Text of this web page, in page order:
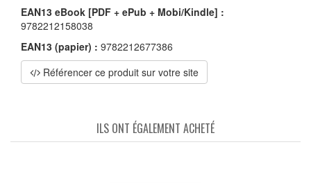
EAN13 eBook [PDF + ePub + Mobi/Kindle] :
9782212158038
EAN13 (papier) : 9782212677386
Référencer ce produit sur votre site
ILS ONT ÉGALEMENT ACHETÉ